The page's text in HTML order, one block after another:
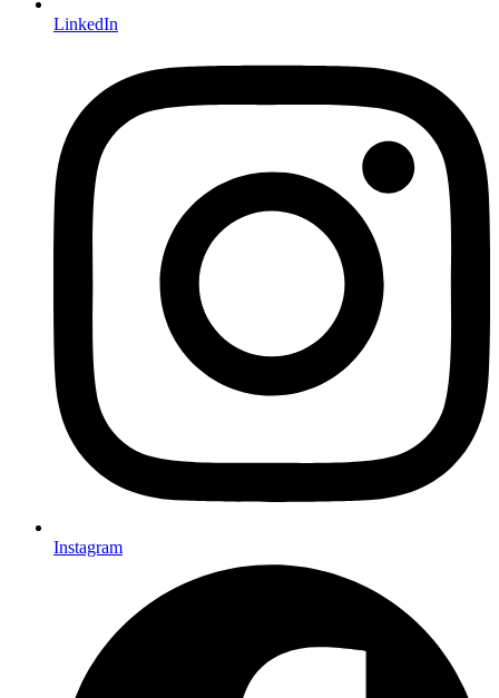
LinkedIn
Instagram